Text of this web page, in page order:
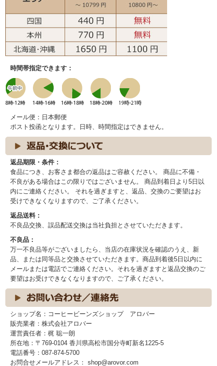
時間帯指定できます：
メール便：日本郵便
ポスト投函となります。日時、時間指定はできません。
返品期限・条件：
食品につき、お客さま都合の返品はご容赦ください。 商品に不備・
不良がある場合はこの限りではございません。 商品到着日より5日以
内にご連絡ください。 それを過ぎますと、返品、交換のご要望はお
受けできなくなりますので、ご了承ください。
返品送料：
不良品交換、誤品配送交換は当社負担とさせていただきます。
不良品：
万一不良品等がございましたら、当店の在庫状況を確認のうえ、新
品、または同等品と交換させていただきます。商品到着後5日以内に
メールまたは電話でご連絡ください。それを過ぎますと返品交換のご
要望はお受けできなくなりますので、ご了承ください。
ショップ名：コーヒービーンズショップ アロバー
販売業者：株式会社アロバー
運営責任者：梶 聡一朗
所在地：〒769-0104 香川県高松市国分寺町新名1225-5
電話番号：087-874-5700
お問合せメールアドレス： shop@arovor.com